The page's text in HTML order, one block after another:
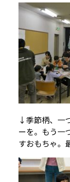
↓季節柄、一
ーを。もう一
すおもちゃ。